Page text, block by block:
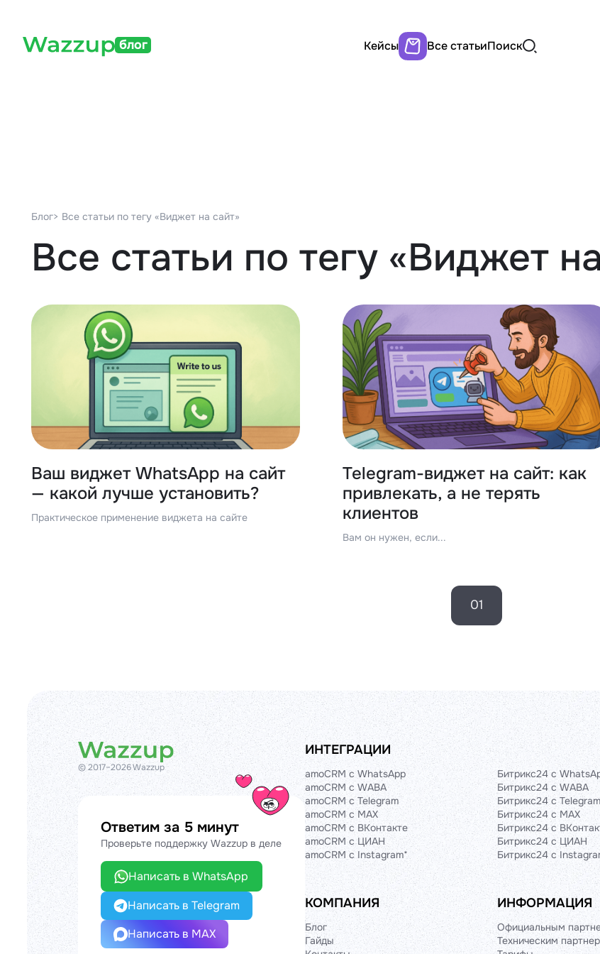
блог Кейсы Все статьиПоиск
Блог> Все статьи по тегу «Виджет на сайт»
Все статьи по тегу «Виджет
Ваш виджет WhatsApp на сайт
— какой лучше установить?
Практическое применение виджета на сайте
Telegram-виджет на сайт: как
привлекать, а не терять
клиентов
Вам он нужен, если...
01
© 2017–2026 Wazzup
Ответим за 5 минут
Проверьте поддержку Wazzup в деле
Написать в WhatsApp
Написать в Telegram
Написать в MAX
ИНТЕГРАЦИИ
amoCRM с WhatsApp
amoCRM с WABA
amoCRM с Telegram
amoCRM с MAX
amoCRM с ВКонтакте
amoCRM с ЦИАН
amoCRM с Instagram*
Битрикс24 с
Битрикс24 с WABA
Битрикс24 с Telegram
Битрикс24 с MAX
Битрикс24 с
Битрикс24 с ЦИАН
Битрикс24 с
КОМПАНИЯ
Блог
Гайды
ИНФОРМАЦИЯ
Официальным
Техническим